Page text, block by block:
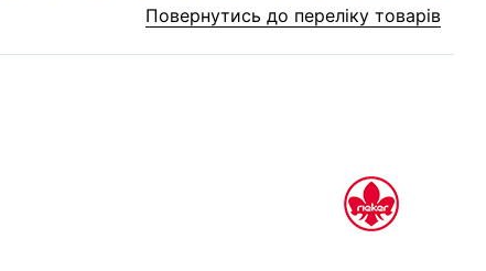
Повернутись до переліку товарів